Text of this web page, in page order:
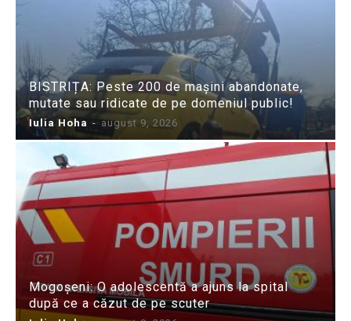
BISTRIȚA: Peste 200 de mașini abandonate,
mutate sau ridicate de pe domeniul public!
Iulia Hoha - august 9, 2026
Mogoșeni: O adolescentă a ajuns la spital
după ce a căzut de pe scuter